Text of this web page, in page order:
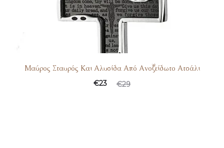
Μαύρος Σταυρός Και Αλυσίδα Από Ανοξείδωτο Ατσάλι
€29
€23